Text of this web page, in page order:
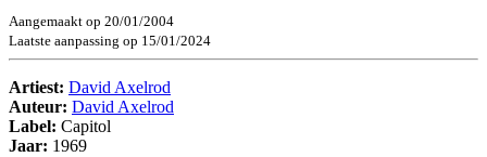
Aangemaakt op 20/01/2004
Laatste aanpassing op 15/01/2024
Artiest: David Axelrod
Auteur: David Axelrod
Label: Capitol
Jaar: 1969